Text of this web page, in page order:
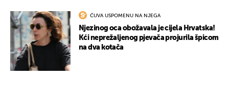
ČUVA USPOMENU NA NJEGA
Njezinog oca obožavala je cijela Hrvatska!
Kći neprežaljenog pjevača projurila špicom
na dva kotača